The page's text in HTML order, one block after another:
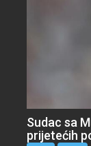
Sudac sa
prijetećih